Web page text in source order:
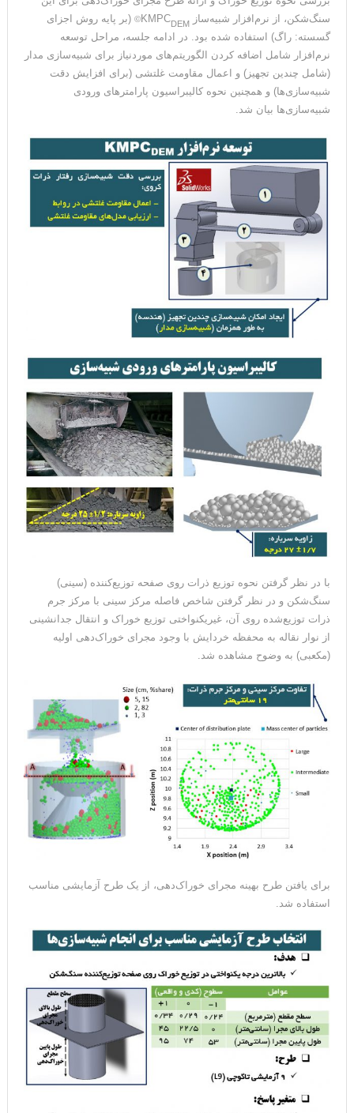
بررسی نحوه توزیع خوراک و ارائه طرح مجرای خوراک‌دهی برای این
سنگ‌شکن، از نرم‌افزار شبیه‌ساز KMPC DEM
©(بر پایه روش اجزای
گسسته: راگ) استفاده شده بود. در ادامه جلسه، مراحل توسعه
نرم‌افزار شامل اضافه کردن الگوریتم‌های موردنیاز برای شبیه‌سازی مدار
(شامل چندین تجهیز) و اعمال مقاومت غلتشی (برای افزایش دقت
شبیه‌سازی‌ها) و همچنین نحوه کالیبراسیون پارامترهای ورودی
با در نظر گرفتن نحوه توزیع ذرات روی صفحه توزیع‌کننده (سینی)
سنگ‌شکن و در نظر گرفتن شاخص فاصله مرکز سینی با مرکز جرم
ذرات توزیع‌شده روی آن، غیریکنواختی توزیع خوراک و انتقال جدانشینی
از نوار نقاله به محفظه خردایش با وجود مجرای خوراک‌دهی اولیه
برای یافتن طرح بهینه مجرای خوراک‌دهی، از یک طرح آزمایشی مناسب